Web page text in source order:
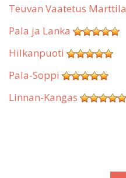
Teuvan Vaatetus Marttila
Pala ja Lanka
Hilkanpuoti
Pala-Soppi
Linnan-Kangas